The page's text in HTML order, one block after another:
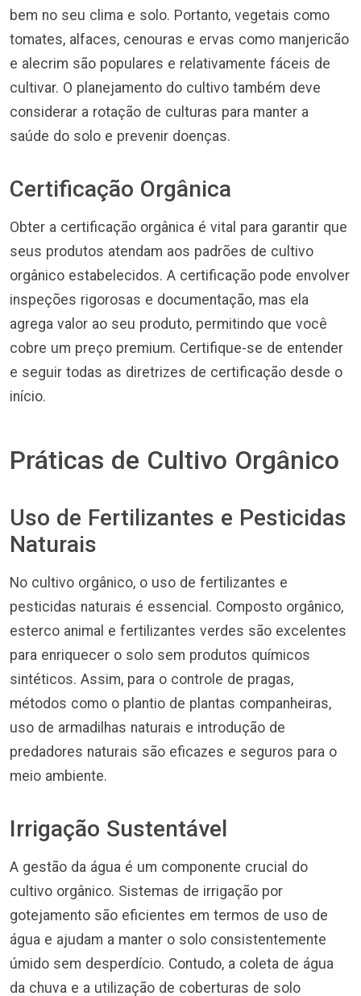
bem no seu clima e solo. Portanto, vegetais como
tomates, alfaces, cenouras e ervas como manjericão
e alecrim são populares e relativamente fáceis de
cultivar. O planejamento do cultivo também deve
considerar a rotação de culturas para manter a
saúde do solo e prevenir doenças.
Certificação Orgânica
Obter a certificação orgânica é vital para garantir que
seus produtos atendam aos padrões de cultivo
orgânico estabelecidos. A certificação pode envolver
inspeções rigorosas e documentação, mas ela
agrega valor ao seu produto, permitindo que você
cobre um preço premium. Certifique-se de entender
e seguir todas as diretrizes de certificação desde o
início.
Práticas de Cultivo Orgânico
Uso de Fertilizantes e Pesticidas
Naturais
No cultivo orgânico, o uso de fertilizantes e
pesticidas naturais é essencial. Composto orgânico,
esterco animal e fertilizantes verdes são excelentes
para enriquecer o solo sem produtos químicos
sintéticos. Assim, para o controle de pragas,
métodos como o plantio de plantas companheiras,
uso de armadilhas naturais e introdução de
predadores naturais são eficazes e seguros para o
meio ambiente.
Irrigação Sustentável
A gestão da água é um componente crucial do
cultivo orgânico. Sistemas de irrigação por
gotejamento são eficientes em termos de uso de
água e ajudam a manter o solo consistentemente
úmido sem desperdício. Contudo, a coleta de água
da chuva e a utilização de coberturas de solo